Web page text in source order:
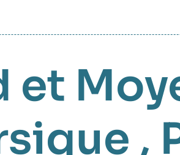
et
,